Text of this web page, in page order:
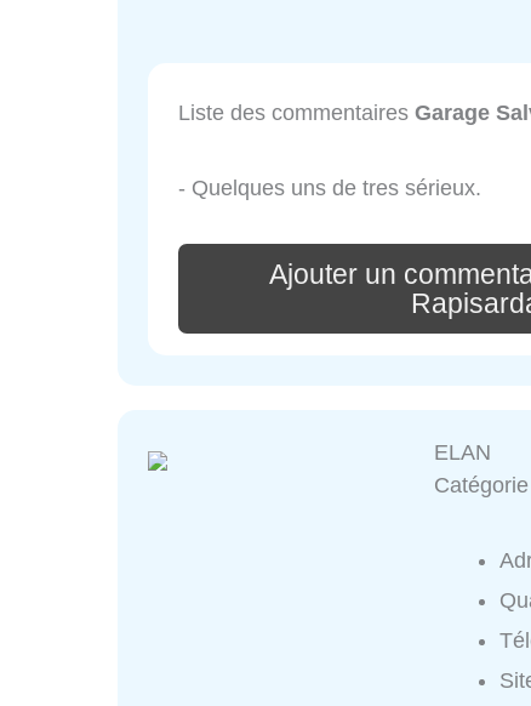
Liste des commentaires Garage
- Quelques uns de tres sérieux.
Ajouter un
ELAN